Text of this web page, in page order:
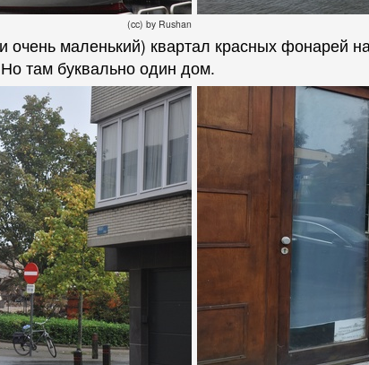
(cc) by Rushan
очень маленький) квартал красных фонарей
там буквально один дом.